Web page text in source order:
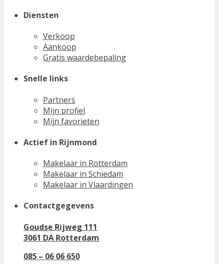
Diensten
Verkoop
Aankoop
Gratis waardebepaling
Snelle links
Partners
Mijn profiel
Mijn favorieten
Actief in Rijnmond
Makelaar in Rotterdam
Makelaar in Schiedam
Makelaar in Vlaardingen
Contactgegevens
Goudse Rijweg 111
3061 DA Rotterdam
085 – 06 06 650